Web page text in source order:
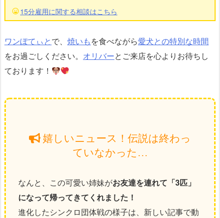
15分雇用に関する相談はこちら
ワンぽてぃとで、 焼いもを食べながら愛犬との特別な時間
をお過ごしください。 オリバーとご来店を心よりお待ちし
ております！
嬉しいニュース！伝説は終わっ
ていなかった…
なんと、この可愛い姉妹がお友達を連れて「3匹」
になって帰ってきてくれました！
進化したシンクロ団体戦の様子は、新しい記事で動